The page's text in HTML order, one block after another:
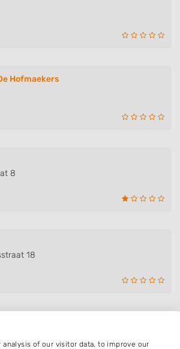
Hofmaekers
8
18
Werf
analysis of our visitor data, to improve our